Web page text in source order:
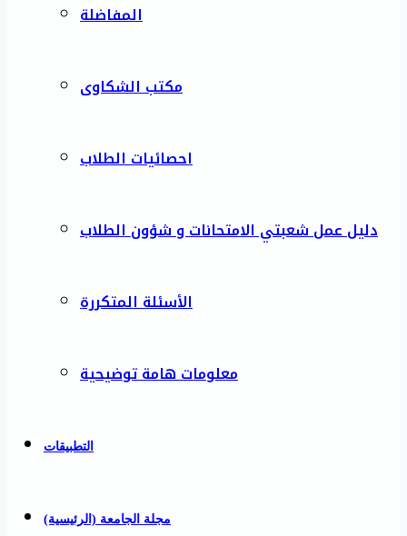
المفاضلة
مكتب الشكاوى
احصائيات الطلاب
دليل عمل شعبتي الامتحانات و شؤون الطلاب
الأسئلة المتكررة
معلومات هامة توضيحية
التطبيقات
مجلة الجامعة (الرئيسية)